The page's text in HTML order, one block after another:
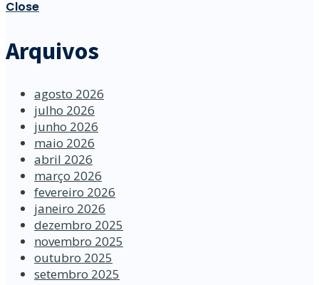
Close
Arquivos
agosto 2026
julho 2026
junho 2026
maio 2026
abril 2026
março 2026
fevereiro 2026
janeiro 2026
dezembro 2025
novembro 2025
outubro 2025
setembro 2025